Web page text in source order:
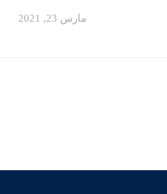
مارس 23, 2021